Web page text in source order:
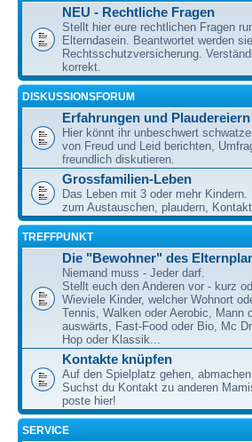
NEU - Rechtliche Fragen
Stellt hier eure rechtlichen Fragen
Elterndasein. Beantwortet werden
Rechtsschutzversicherung.
korrekt.
DISKUSSIONSFORUM
Erfahrungen und
Hier könnt ihr unbeschwert
von Freud und Leid berichten,
freundlich diskutieren.
Grossfamilien-Leben
Das Leben mit 3 oder mehr Kindern.
zum Austauschen, plaudern,
TREFFPUNKT
Die "Bewohner" des
Niemand muss - Jeder darf.
Stellt euch den Anderen vor - kurz
Wieviele Kinder, welcher Wohnort
Tennis, Walken oder Aerobic, Mann
auswärts, Fast-Food oder Bio, Mc
Hop oder Klassik...
Kontakte knüpfen
Auf den Spielplatz gehen,
Suchst du Kontakt zu anderen
poste hier!
SERVICE